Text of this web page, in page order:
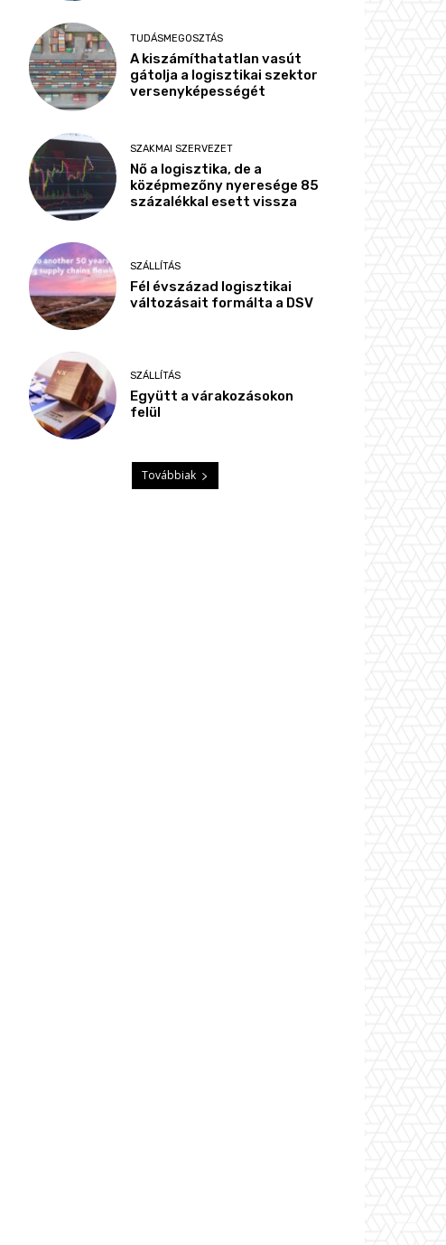
TUDÁSMEGOSZTÁS
A kiszámíthatatlan vasút
gátolja a logisztikai szektor
versenyképességét
SZAKMAI SZERVEZET
Nő a logisztika, de a
középmezőny nyeresége 85
százalékkal esett vissza
SZÁLLÍTÁS
Fél évszázad logisztikai
változásait formálta a DSV
SZÁLLÍTÁS
Együtt a várakozásokon
felül
Továbbiak